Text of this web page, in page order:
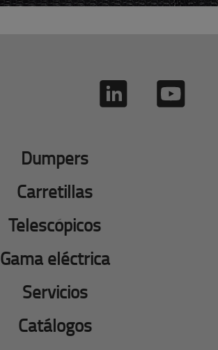
Dumpers
Carretillas
Telescópicos
Gama eléctrica
Servicios
Catálogos